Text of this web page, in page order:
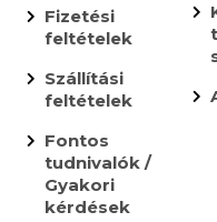
Fizetési
feltételek
Szállítási
feltételek
Fontos
tudnivalók /
Gyakori
kérdések